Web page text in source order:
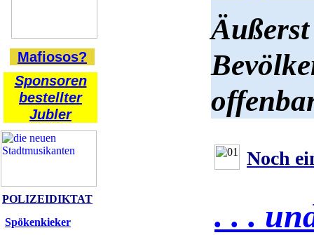
Mafiosos?
Sponsoren
bestellter
Jubler
POLIZEIDIKTAT
Spökenkieker
Noch
. . .